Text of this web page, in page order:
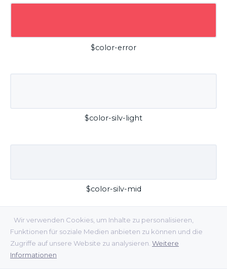
Wir verwenden Cookies, um Inhalte zu personalisieren,
Funktionen für soziale Medien anbieten zu können und die
Zugriffe auf unsere Website zu analysieren. Weitere
Informationen
$color-error
$color-silv-light
$color-silv-mid